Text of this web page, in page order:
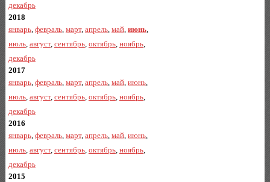
декабрь
2018
январь, февраль, март, апрель, май, июнь,
июль, август, сентябрь, октябрь, ноябрь,
декабрь
2017
январь, февраль, март, апрель, май, июнь,
июль, август, сентябрь, октябрь, ноябрь,
декабрь
2016
январь, февраль, март, апрель, май, июнь,
июль, август, сентябрь, октябрь, ноябрь,
декабрь
2015